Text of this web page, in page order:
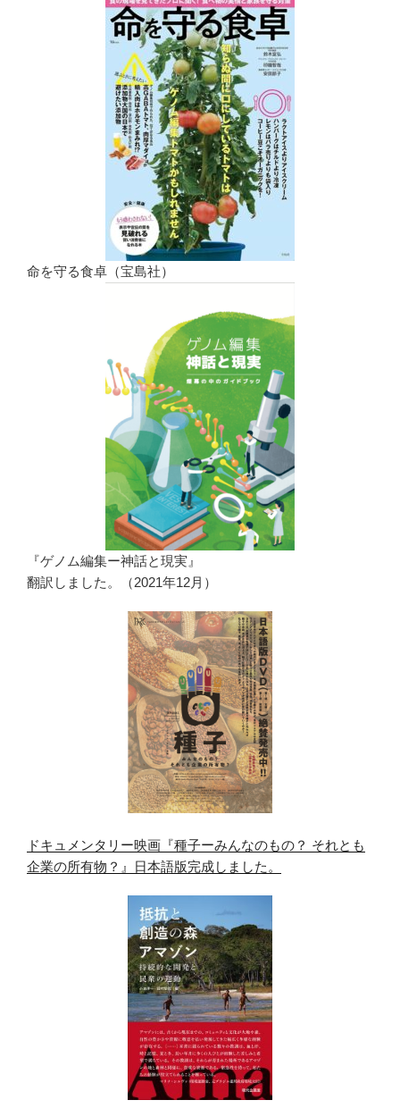
命を守る食卓（宝島社）
『ゲノム編集ー神話と現実』
翻訳しました。（2021年12月）
ドキュメンタリー映画『種子ーみんなのもの？ それとも
企業の所有物？』日本語版完成しました。